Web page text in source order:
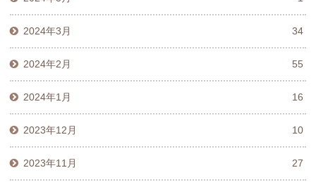
2024年3月 34
2024年2月 55
2024年1月 16
2023年12月 10
2023年11月 27